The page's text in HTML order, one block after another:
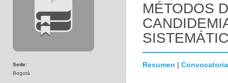
Sede:
Bogotá
MÉTODOS
Resumen | Convocatoria